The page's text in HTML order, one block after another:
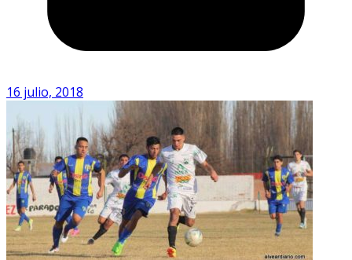
16 julio, 2018